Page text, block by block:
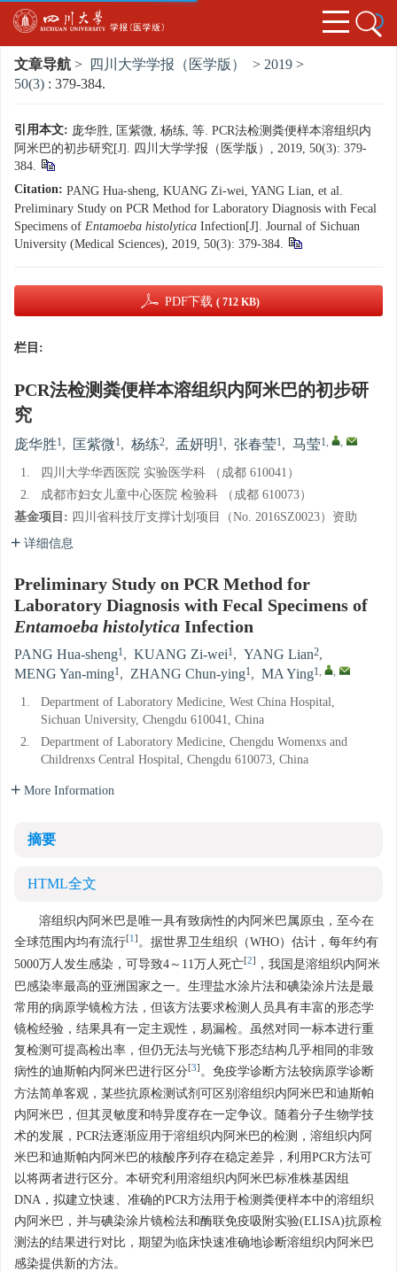
文章导航 > 四川大学学报（医学版） > 2019 >
50(3) : 379-384.
引用本文: 庞华胜, 匡紫微, 杨练, 等. PCR法检测粪便样本溶组织内
阿米巴的初步研究[J]. 四川大学学报（医学版）, 2019, 50(3): 379-
384.
Citation: PANG Hua-sheng, KUANG Zi-wei, YANG Lian, et al.
Preliminary Study on PCR Method for Laboratory Diagnosis with Fecal
Specimens of Entamoeba histolytica Infection[J]. Journal of Sichuan
University (Medical Sciences), 2019, 50(3): 379-384.
PDF下载 ( 712 KB)
栏目:
PCR法检测粪便样本溶组织内阿米巴的初步研
究
庞华胜1, 匡紫微1, 杨练2, 孟妍明 1, 张春莹1, 马莹1, ,
1.
四川大学华西医院 实验医学科 （成都 610041）
2.
成都市妇女儿童中心医院 检验科 （成都 610073）
基金项目: 四川省科技厅支撑计划项目（No. 2016SZ0023）资助
详细信息
Preliminary Study on PCR Method for
Laboratory Diagnosis with Fecal Specimens of
Entamoeba histolytica Infection
PANG Hua-sheng1, KUANG Zi-wei1, YANG Lian2,
MENG Yan-ming1, ZHANG Chun-ying1, MA Ying1, ,
1.
Department of Laboratory Medicine, West China Hospital,
Sichuan University, Chengdu 610041, China
2.
Department of Laboratory Medicine, Chengdu Womenxs and
Childrenxs Central Hospital, Chengdu 610073, China
More Information
摘要
HTML全文
溶组织内阿米巴是唯一具有致病性的内阿米巴属原虫，至今在
全球范围内均有流行[1] 。据世界卫生组织（WHO）估计，每年约有
5000万人发生感染，可导致4～11万人死亡[2]
，我国是溶组织内阿米
巴感染率最高的亚洲国家之一。生理盐水涂片法和碘染涂片法是最
常用的病原学镜检方法，但该方法要求检测人员具有丰富的形态学
镜检经验，结果具有一定主观性，易漏检。虽然对同一标本进行重
复检测可提高检出率，但仍无法与光镜下形态结构几乎相同的非致
病性的迪斯帕内阿米巴进行区分[3] 。免疫学诊断方法较病原学诊断
方法简单客观，某些抗原检测试剂可区别溶组织内阿米巴和迪斯帕
内阿米巴，但其灵敏度和特异度存在一定争议。随着分子生物学技
术的发展，PCR法逐渐应用于溶组织内阿米巴的检测，溶组织内阿
米巴和迪斯帕内阿米巴的核酸序列存在稳定差异，利用PCR方法可
以将两者进行区分。本研究利用溶组织内阿米巴标准株基因组
DNA，拟建立快速、准确的PCR方法用于检测粪便样本中的溶组织
内阿米巴，并与碘染涂片镜检法和酶联免疫吸附实验(ELISA)抗原检
测法的结果进行对比，期望为临床快速准确地诊断溶组织内阿米巴
感染提供新的方法。